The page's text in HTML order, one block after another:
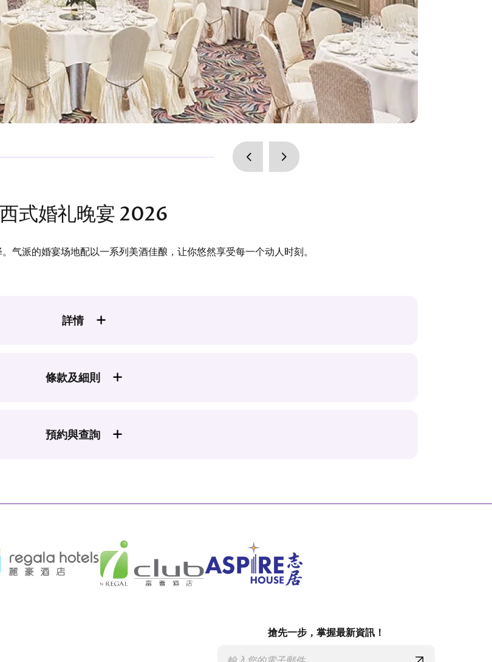
西式婚礼晚宴 2026
气派的婚宴场地配以一系列美酒佳酿，让你悠然享受每一个动人时刻。
詳情
條款及細則
預約與查詢
搶先一步，掌握最新資訊！